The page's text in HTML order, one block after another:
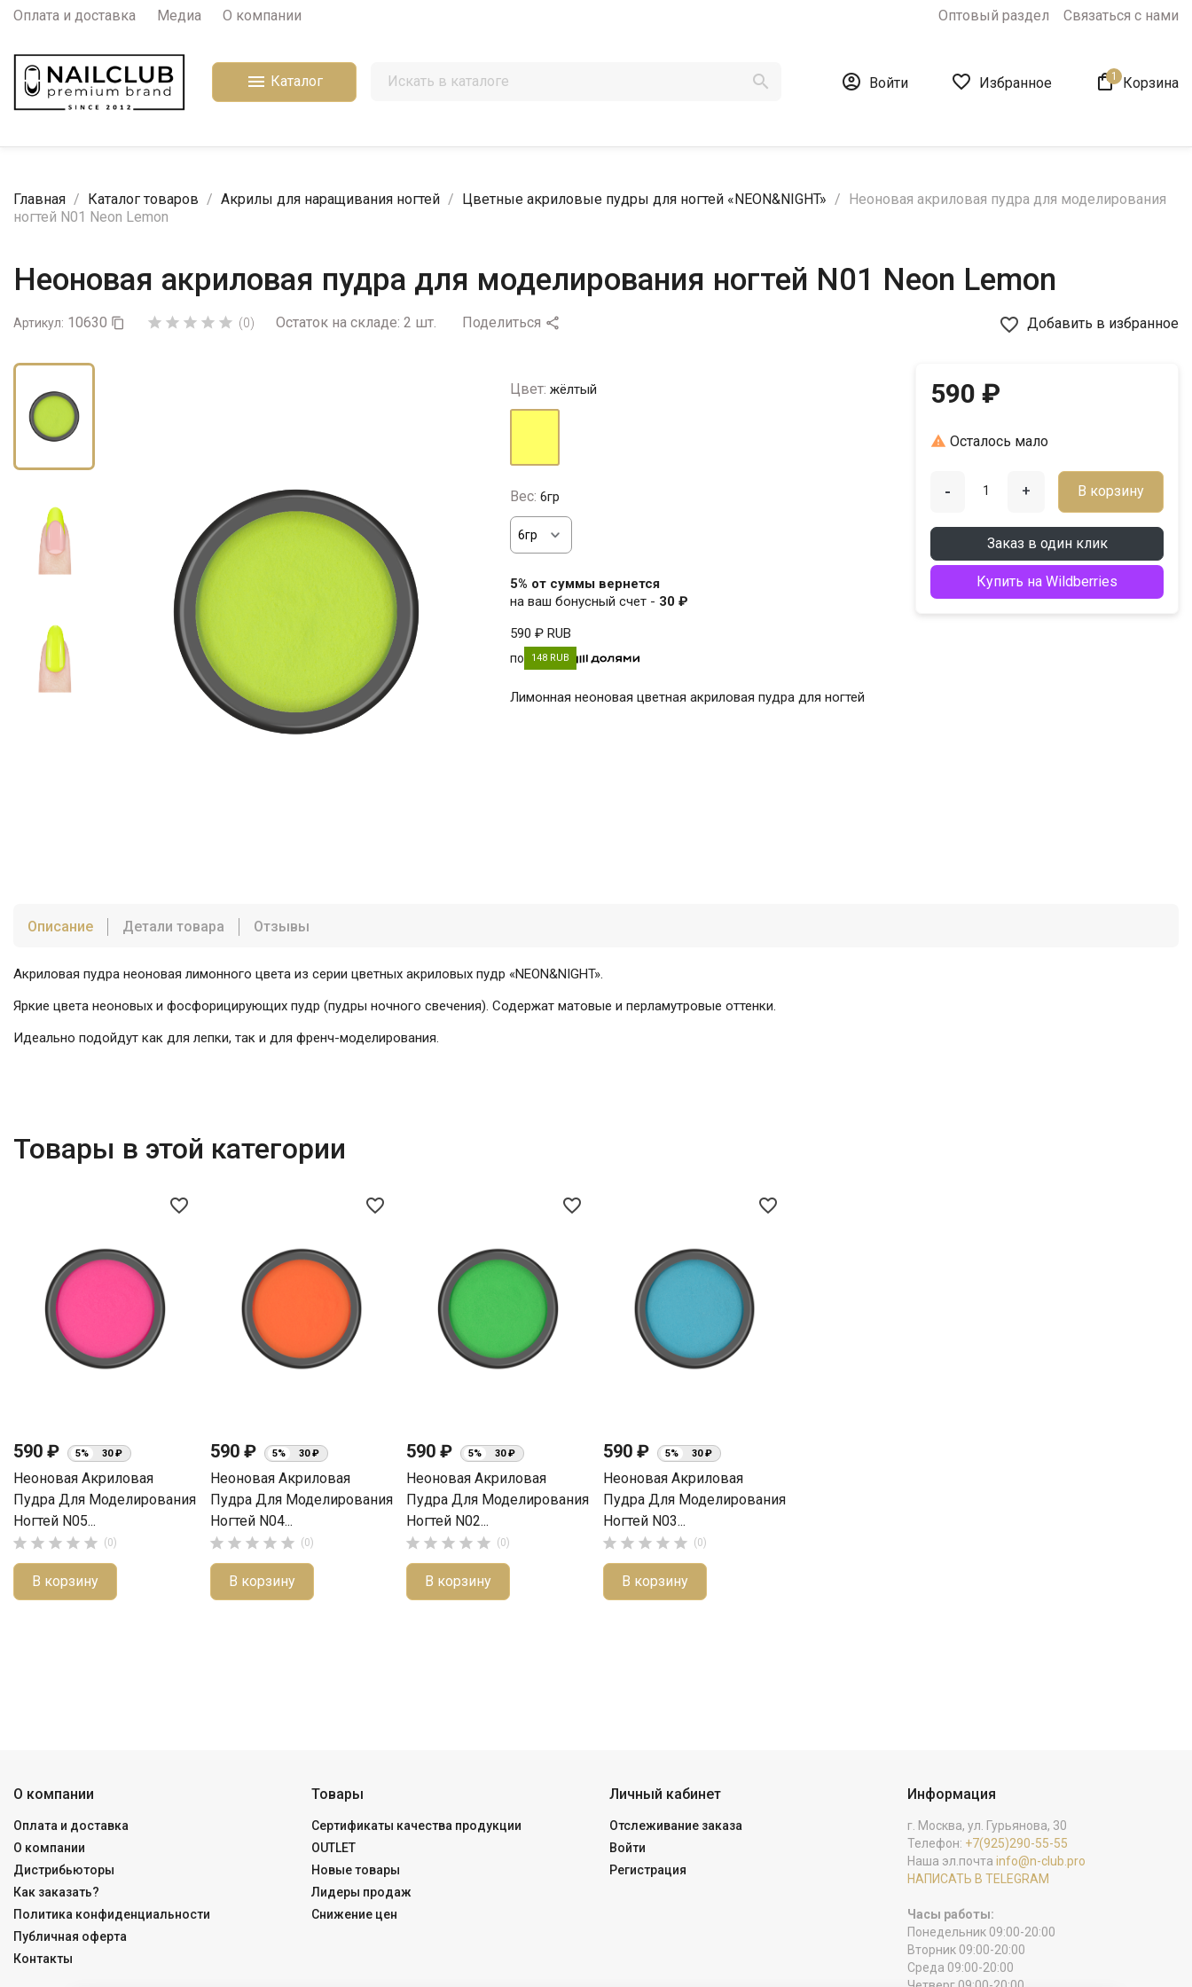
Оплата и доставка Медиа О компании Оптовый раздел Связаться с нами
 Каталог   Войти  Избранное  Корзина
1
Главная Каталог товаров Акрилы для наращивания ногтей Цветные акриловые пудры для ногтей «NEON&NIGHT»
Неоновая акриловая пудра для моделирования
ногтей N01 Neon Lemon
Неоновая акриловая пудра для моделирования ногтей N01 Neon Lemon
Артикул: 10630       (0) Остаток на складе: 2 шт. Поделиться  favorite_border Добавить в избранное
Цвет: жёлтый
Вес: 6гр
5% от суммы вернется
на ваш бонусный счет - 30 ₽
590 ₽ RUB
по 148 RUB
Лимонная неоновая цветная акриловая пудра для ногтей
590 ₽
 Осталось мало
- + В корзину
Заказ в один клик
Купить на Wildberries
Описание Детали товара Отзывы
Акриловая пудра неоновая лимонного цвета из серии цветных акриловых пудр «NEON&NIGHT».
Яркие цвета неоновых и фосфорицирующих пудр (пудры ночного свечения). Содержат матовые и перламутровые оттенки.
Идеально подойдут как для лепки, так и для френч-моделирования.
Товары в этой категории
favorite_border
590 ₽ 5% 30 ₽
Неоновая Акриловая
Пудра Для Моделирования
Ногтей N05...
     (0)
В корзину
favorite_border
590 ₽ 5% 30 ₽
Неоновая Акриловая
Пудра Для Моделирования
Ногтей N04...
     (0)
В корзину
favorite_border
590 ₽ 5% 30 ₽
Неоновая Акриловая
Пудра Для Моделирования
Ногтей N02...
     (0)
В корзину
favorite_border
590 ₽ 5% 30 ₽
Неоновая Акриловая
Пудра Для Моделирования
Ногтей N03...
     (0)
В корзину
О компании
Оплата и доставка
О компании
Дистрибьюторы
Как заказать?
Политика конфиденциальности
Публичная оферта
Контакты
Товары
Сертификаты качества продукции
OUTLET
Новые товары
Лидеры продаж
Снижение цен
Личный кабинет
Отслеживание заказа
Войти
Регистрация
Информация
г. Москва, ул. Гурьянова, 30
Телефон: +7(925)290-55-55
Наша эл.почта info@n-club.pro
НАПИСАТЬ В TELEGRAM
Часы работы:
Понедельник 09:00-20:00
Вторник 09:00-20:00
Среда 09:00-20:00